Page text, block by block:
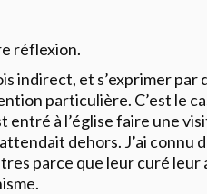
réflexion.
indirect, et s’exprimer par
particulière. C’est le
entré à l’église faire une
dehors. J’ai connu
parce que leur curé